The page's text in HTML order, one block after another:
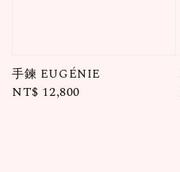
手鍊 EUGÉNIE
Regular
NT$ 12,800